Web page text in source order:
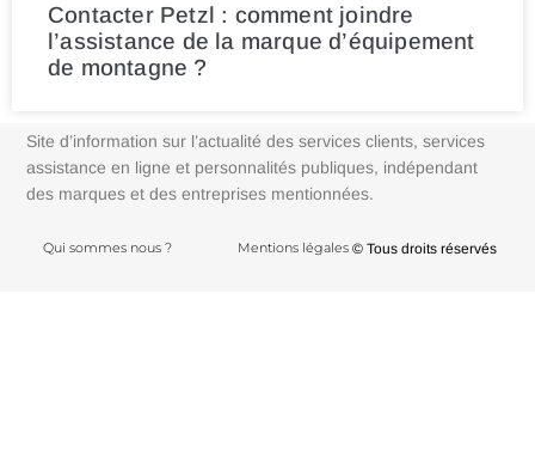
Contacter Petzl : comment joindre
l’assistance de la marque d’équipement
de montagne ?
Site d’information sur l’actualité des services clients, services
assistance en ligne et personnalités publiques, indépendant
des marques et des entreprises mentionnées.
Qui sommes nous ? Mentions légales © Tous droits réservés